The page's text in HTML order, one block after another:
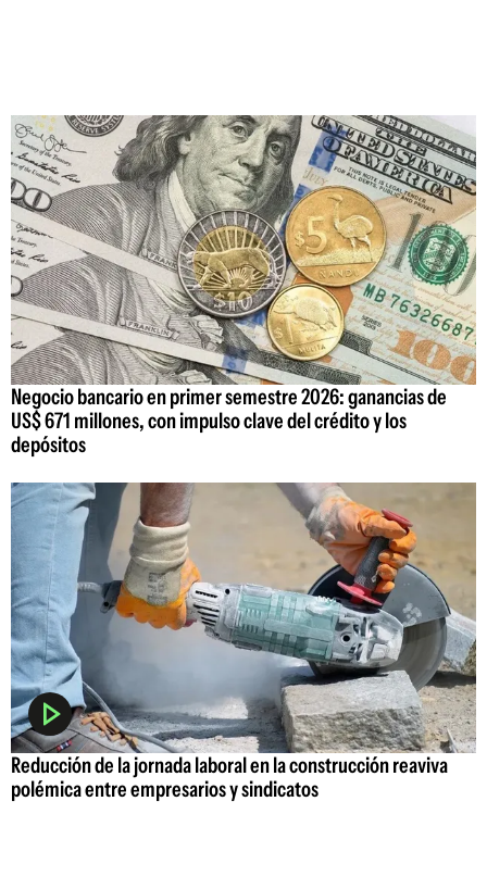
Negocio bancario en primer semestre 2026: ganancias de
US$ 671 millones, con impulso clave del crédito y los
depósitos
Reducción de la jornada laboral en la construcción reaviva
polémica entre empresarios y sindicatos